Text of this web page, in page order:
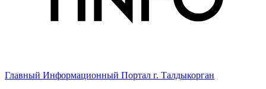
Главный Информационный Портал г. Талдыкорган